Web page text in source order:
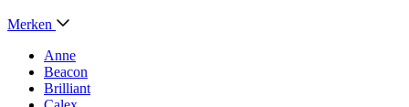
Merken
Anne
Beacon
Brilliant